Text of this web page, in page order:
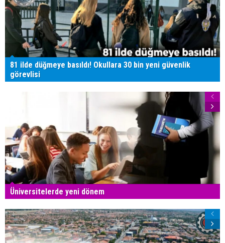
81 ilde düğmeye basıldı! Okullara 30 bin yeni güvenlik
görevlisi
Üniversitelerde yeni dönem